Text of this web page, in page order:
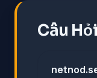
Câu